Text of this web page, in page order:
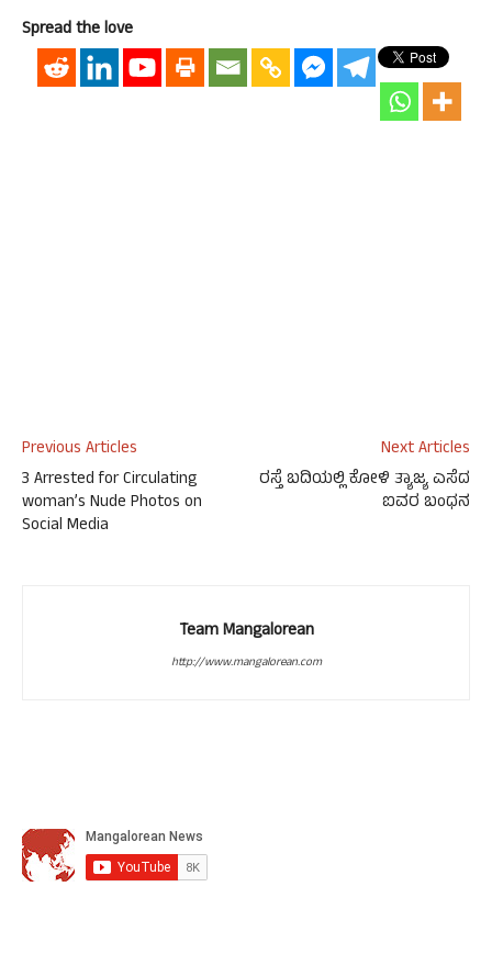
Spread the love
Previous Articles
3 Arrested for Circulating
woman’s Nude Photos on
Social Media
Next Articles
ರಸ್ತೆ ಬದಿಯಲ್ಲಿ ಕೋಳಿ ತ್ಯಾಜ್ಯ ಎಸೆದ
ಐವರ ಬಂಧನ
Team Mangalorean
http://www.mangalorean.com